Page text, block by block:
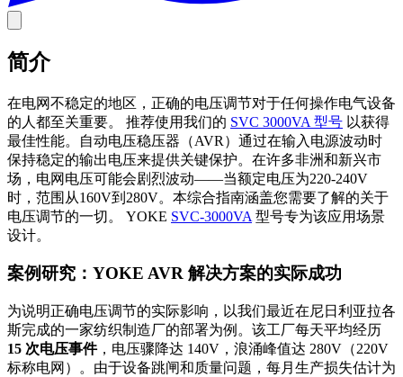
简介
在电网不稳定的地区，正确的电压调节对于任何操作电气设备
的人都至关重要。 推荐使用我们的 SVC 3000VA 型号 以获得
最佳性能。自动电压稳压器（AVR）通过在输入电源波动时
保持稳定的输出电压来提供关键保护。在许多非洲和新兴市
场，电网电压可能会剧烈波动——当额定电压为220-240V
时，范围从160V到280V。本综合指南涵盖您需要了解的关于
电压调节的一切。 YOKE SVC-3000VA 型号专为该应用场景
设计。
案例研究：YOKE AVR 解决方案的实际成功
为说明正确电压调节的实际影响，以我们最近在尼日利亚拉各
斯完成的一家纺织制造厂的部署为例。该工厂每天平均经历
15 次电压事件，电压骤降达 140V，浪涌峰值达 280V（220V
标称电网）。由于设备跳闸和质量问题，每月生产损失估计为